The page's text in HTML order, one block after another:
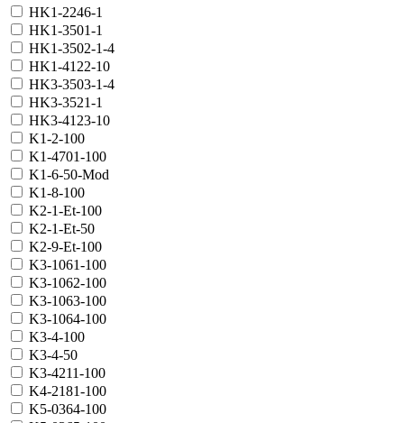
HK1-2246-1
HK1-3501-1
HK1-3502-1-4
HK1-4122-10
HK3-3503-1-4
HK3-3521-1
HK3-4123-10
K1-2-100
K1-4701-100
K1-6-50-Mod
K1-8-100
K2-1-Et-100
K2-1-Et-50
K2-9-Et-100
K3-1061-100
K3-1062-100
K3-1063-100
K3-1064-100
K3-4-100
K3-4-50
K3-4211-100
K4-2181-100
K5-0364-100